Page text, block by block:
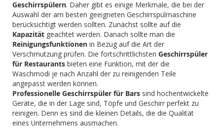
Geschirrspülern. Daher gibt es einige Merkmale, die bei der
Auswahl der am besten geeigneten Geschirrspülmaschine
berücksichtigt werden sollten. Zunächst sollte auf die
Kapazität geachtet werden. Danach sollte man die
Reinigungsfunktionen in Bezug auf die Art der
Verschmutzung prüfen. Die fortschrittlichsten Geschirrspüler
für Restaurants bieten eine Funktion, mit der die
Waschmodi je nach Anzahl der zu reinigenden Teile
angepasst werden können.
Professionelle Geschirrspüler für Bars sind hochentwickelte
Geräte, die in der Lage sind, Töpfe und Geschirr perfekt zu
reinigen. Denn es sind die kleinen Details, die die Qualität
eines Unternehmens ausmachen.